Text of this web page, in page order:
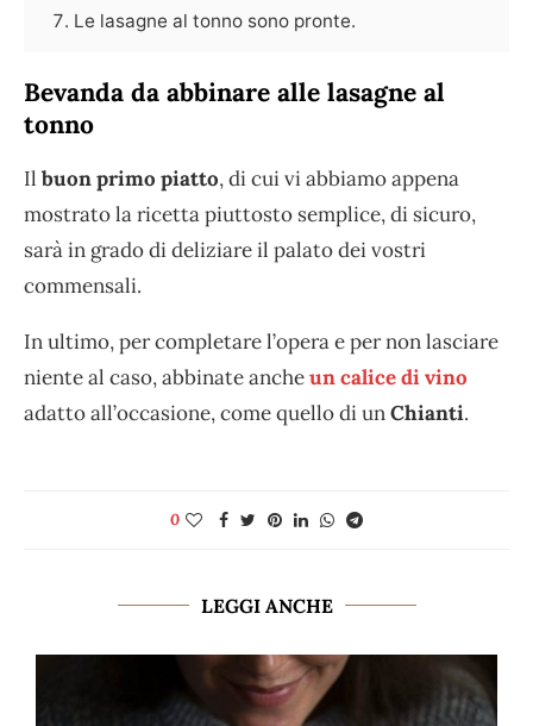
Le lasagne al tonno sono pronte.
Bevanda da abbinare alle lasagne al
tonno
Il buon primo piatto, di cui vi abbiamo appena
mostrato la ricetta piuttosto semplice, di sicuro,
sarà in grado di deliziare il palato dei vostri
commensali.
In ultimo, per completare l’opera e per non lasciare
niente al caso, abbinate ancheun calice di vino
adatto all’occasione, come quello di unChianti.
0
LEGGI ANCHE